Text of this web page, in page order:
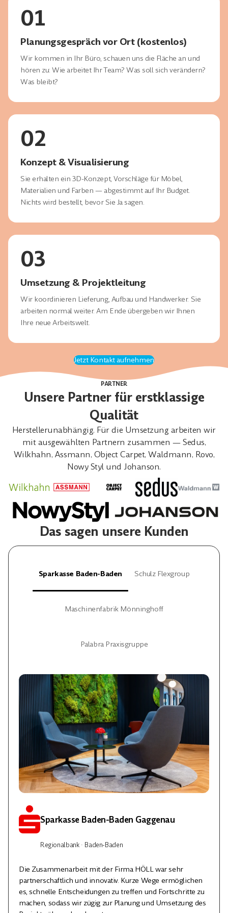
01
Planungsgespräch vor Ort (kostenlos)
Wir kommen in Ihr Büro, schauen uns die Fläche an und
hören zu: Wie arbeitet Ihr Team? Was soll sich verändern?
Was bleibt?
02
Konzept & Visualisierung
Sie erhalten ein 3D-Konzept, Vorschläge für Möbel,
Materialien und Farben — abgestimmt auf Ihr Budget.
Nichts wird bestellt, bevor Sie Ja sagen.
03
Umsetzung & Projektleitung
Wir koordinieren Lieferung, Aufbau und Handwerker. Sie
arbeiten normal weiter. Am Ende übergeben wir Ihnen
Ihre neue Arbeitswelt.
Jetzt Kontakt aufnehmen
PARTNER
Unsere Partner für erstklassige
Qualität
Herstellerunabhängig. Für die Umsetzung arbeiten wir
mit ausgewählten Partnern zusammen — Sedus,
Wilkhahn, Assmann, Object Carpet, Waldmann, Rovo,
Nowy Styl und Johanson.
Das sagen unsere Kunden
Sparkasse Baden-Baden Schulz Flexgroup
Maschinenfabrik Mönninghoff
Palabra Praxisgruppe
Sparkasse Baden-Baden Gaggenau
Regionalbank · Baden-Baden
Die Zusammenarbeit mit der Firma HÖLL war sehr
partnerschaftlich und innovativ. Kurze Wege ermöglichen
es, schnelle Entscheidungen zu treffen und Fortschritte zu
machen, sodass wir zügig zur Planung und Umsetzung des